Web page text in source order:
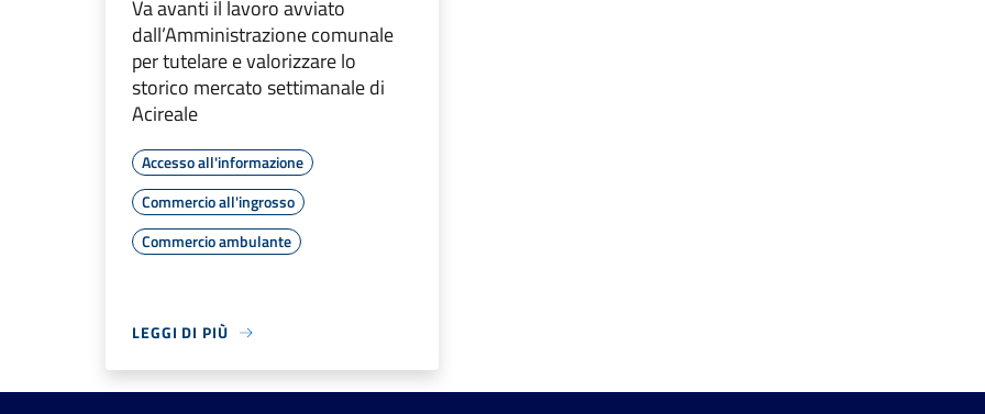
Va avanti il lavoro avviato
dall’Amministrazione comunale
per tutelare e valorizzare lo
storico mercato settimanale di
Acireale
Accesso all'informazione
Commercio all'ingrosso
Commercio ambulante
LEGGI DI PIÙ